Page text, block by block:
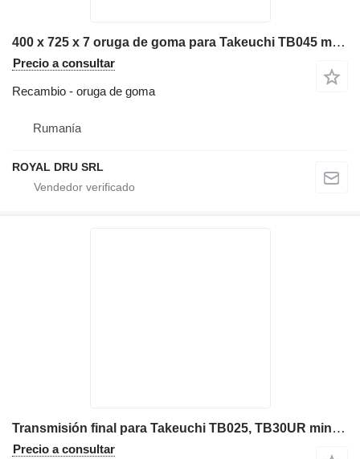
400 x 725 x 7 oruga de goma para Takeuchi TB045 miniexcavadora
Precio a consultar
Recambio - oruga de goma
Rumanía
ROYAL DRU SRL
Transmisión final para Takeuchi TB025, TB30UR miniexcavadora
Precio a consultar